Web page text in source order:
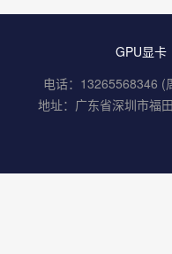
NAS存储硬(0)
酷鹰(0)
X4119B(0)
更换(0)
重建(0)
GPU显卡
电话：13265568346 (
地址：广东省深圳市福